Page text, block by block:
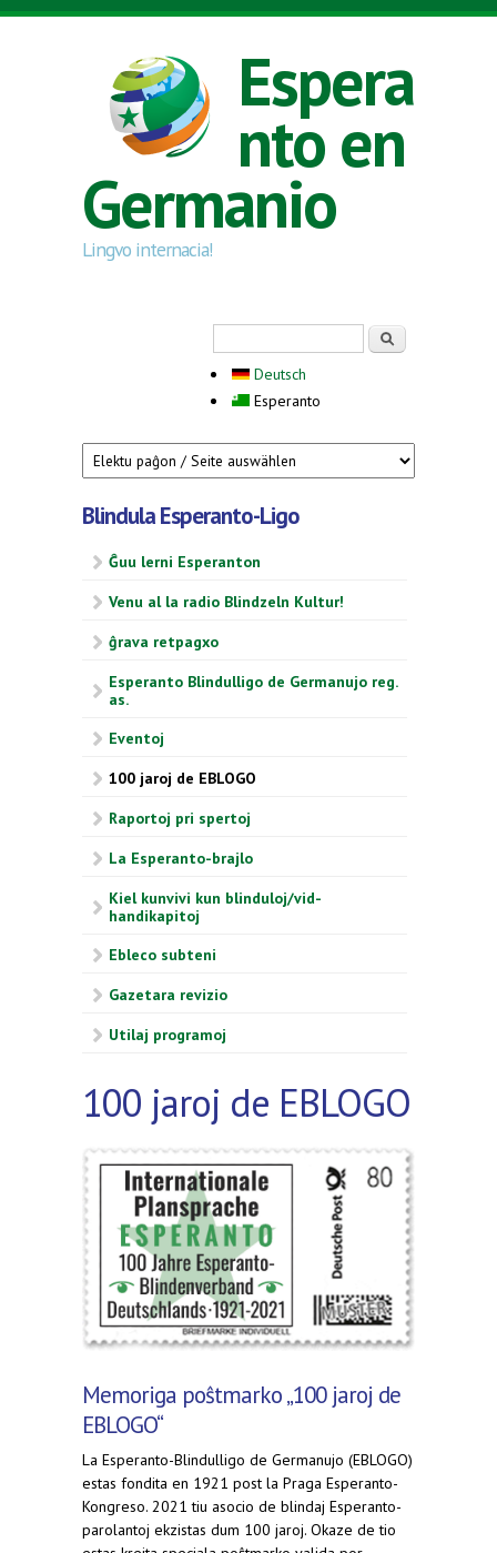
Skip to main content
Espera
nto en
Germanio
Lingvo internacia!
Deutsch
Esperanto
Blindula Esperanto-Ligo
Ĝuu lerni Esperanton
Venu al la radio Blindzeln Kultur!
ĝrava retpagxo
Esperanto Blindulligo de Germanujo reg.
as.
Eventoj
100 jaroj de EBLOGO
Raportoj pri spertoj
La Esperanto-brajlo
Kiel kunvivi kun blinduloj/vid-
handikapitoj
Ebleco subteni
Gazetara revizio
Utilaj programoj
100 jaroj de EBLOGO
Memoriga poŝtmarko „100 jaroj de
EBLOGO“
La Esperanto-Blindulligo de Germanujo (EBLOGO)
estas fondita en 1921 post la Praga Esperanto-
Kongreso. 2021 tiu asocio de blindaj Esperanto-
parolantoj ekzistas dum 100 jaroj. Okaze de tio